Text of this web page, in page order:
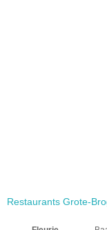
Restaurants Grote-